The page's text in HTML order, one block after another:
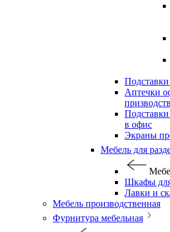
Аптечки
в офис
Экраны
Мебель для
Шкафы для
Лавки и
Мебель производственная
Фурнитура мебельная